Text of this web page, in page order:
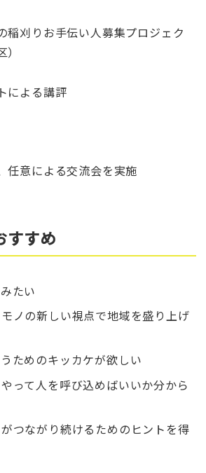
お手伝い人募集プロジェク
る講評
よる交流会を実施
すすめ
たい
ノの新しい視点で地域を盛り上げ
ためのキッカケが欲しい
って人を呼び込めばいいか分から
つながり続けるためのヒントを得